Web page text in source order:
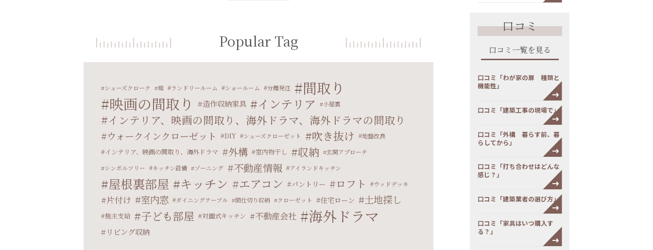
Popular Tag
シューズクローク 庭 ランドリールーム ショールーム 分離発注
間取り
映画の間取り
造作収納家具 インテリア 小屋裏
インテリア、映画の間取り、海外ドラマ、海外ドラマの間取り
ウォークインクローゼット DIY シューズクローゼット 吹き抜け 地盤改良
インテリア、映画の間取り、海外ドラマ 外構 室内物干し 収納
玄関アプローチ
シンボルツリー
キッチン設備 ゾーニング 不動産情報 アイランドキッチン
屋根裏部屋 キッチン エアコン パントリー ロフト ウッドデッキ
片付け 室内窓 ダイニングテーブル 間仕切り収納 クローゼット 住宅ローン 土地探し
施主支給 子ども部屋 対面式キッチン 不動産会社 海外ドラマ
リビング収納
口コミ
口コミ一覧を見る
口コミ「わが家の扉 種類と
機能性」
口コミ「建築工事の現場で」
口コミ「外構 暮らす前、暮
らしてから」
口コミ「打ち合わせはどんな
感じ？」
口コミ「建築業者の選び方」
口コミ「家具はいつ購入す
る？」